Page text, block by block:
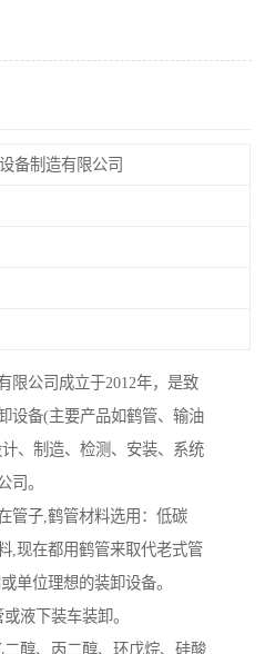
备制造有限公司
限公司成立于2012年，是致
设备(主要产品如鹤管、输油
、制造、检测、安装、系统
司。
管子,鹤管材料选用：低碳
,现在都用鹤管来取代老式管
单位理想的装卸设备。
液下装车装卸。
醇、丙二醇、环戊烷、硅酸